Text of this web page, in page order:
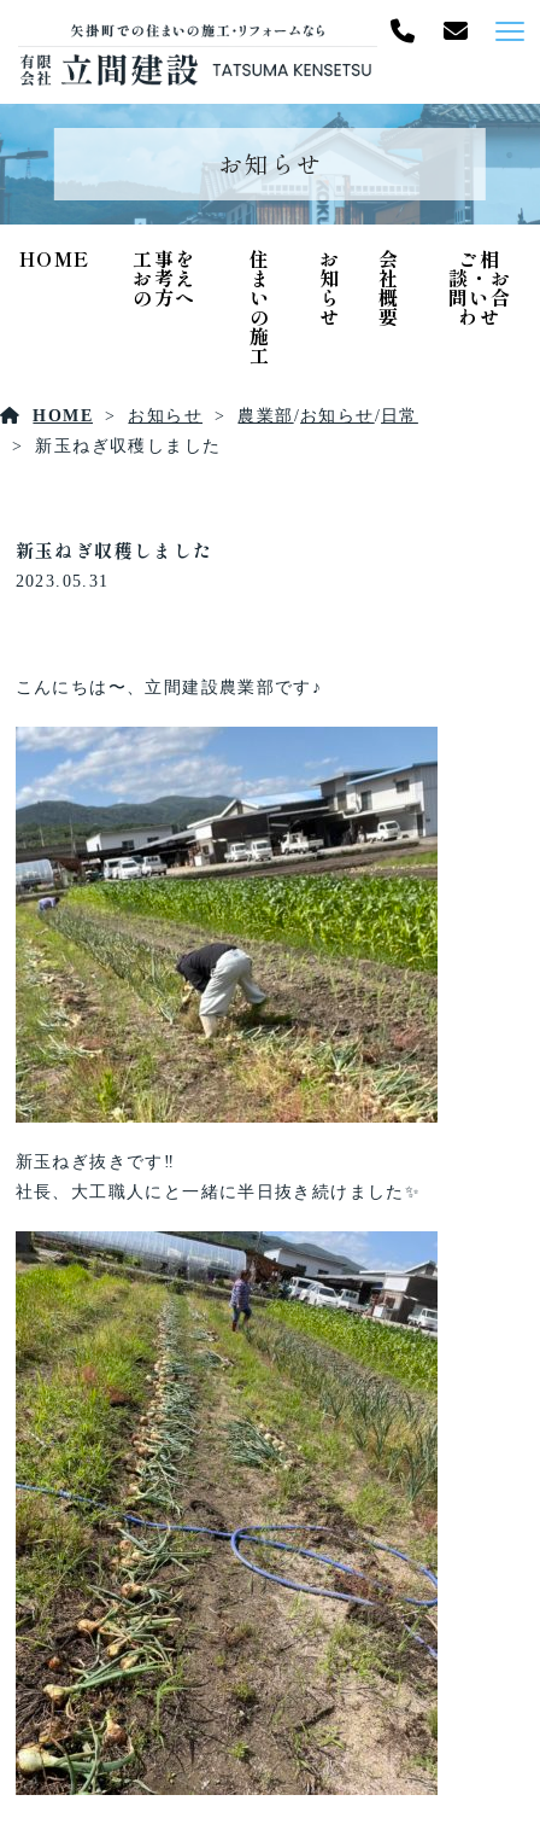
お知らせ
HOME 工事を
お考え
の方へ
住
ま
い
の
施
工
お
知
ら
せ
会
社
概
要
ご相
談・お
問い合
わせ
HOME お知らせ 農業部/お知らせ/ 日常
新玉ねぎ収穫しました
新玉ねぎ収穫しました
2023.05.31
こんにちは〜、立間建設農業部です♪
新玉ねぎ抜きです‼️
社長、大工職人にと一緒に半日抜き続けました✨